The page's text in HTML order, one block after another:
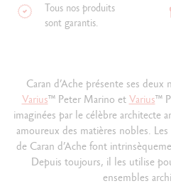
Tous nos produits
sont garantis.
Caran d’Ache présente ses deux
Varius™Peter Marino etVarius™
imaginées par le célèbre architecte
amoureux des matières nobles.
de Caran d’Ache font
Depuis toujours, il les utilise
ensembles